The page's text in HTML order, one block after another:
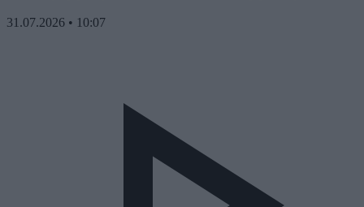
31.07.2026 • 10:07